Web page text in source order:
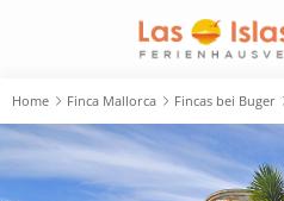
Home Finca Mallorca Fincas bei Buger